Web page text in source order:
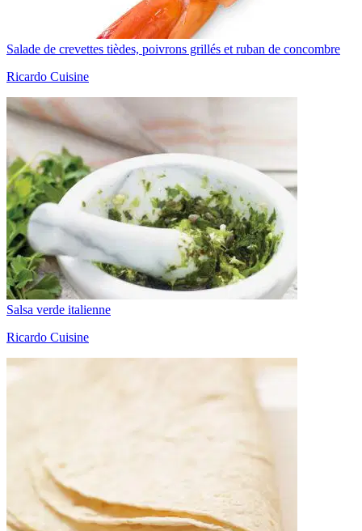
Salade de crevettes tièdes, poivrons grillés et ruban de concombre
Ricardo Cuisine
Salsa verde italienne
Ricardo Cuisine